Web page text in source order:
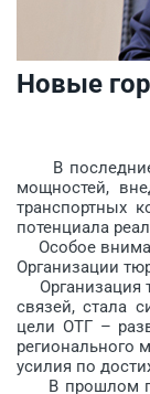
Новые
В последние
мощностей,
транспортных
потенциала
Особое
Организации
Организация
связей, стала
цели ОТГ –
регионального
усилия по
В прошлом